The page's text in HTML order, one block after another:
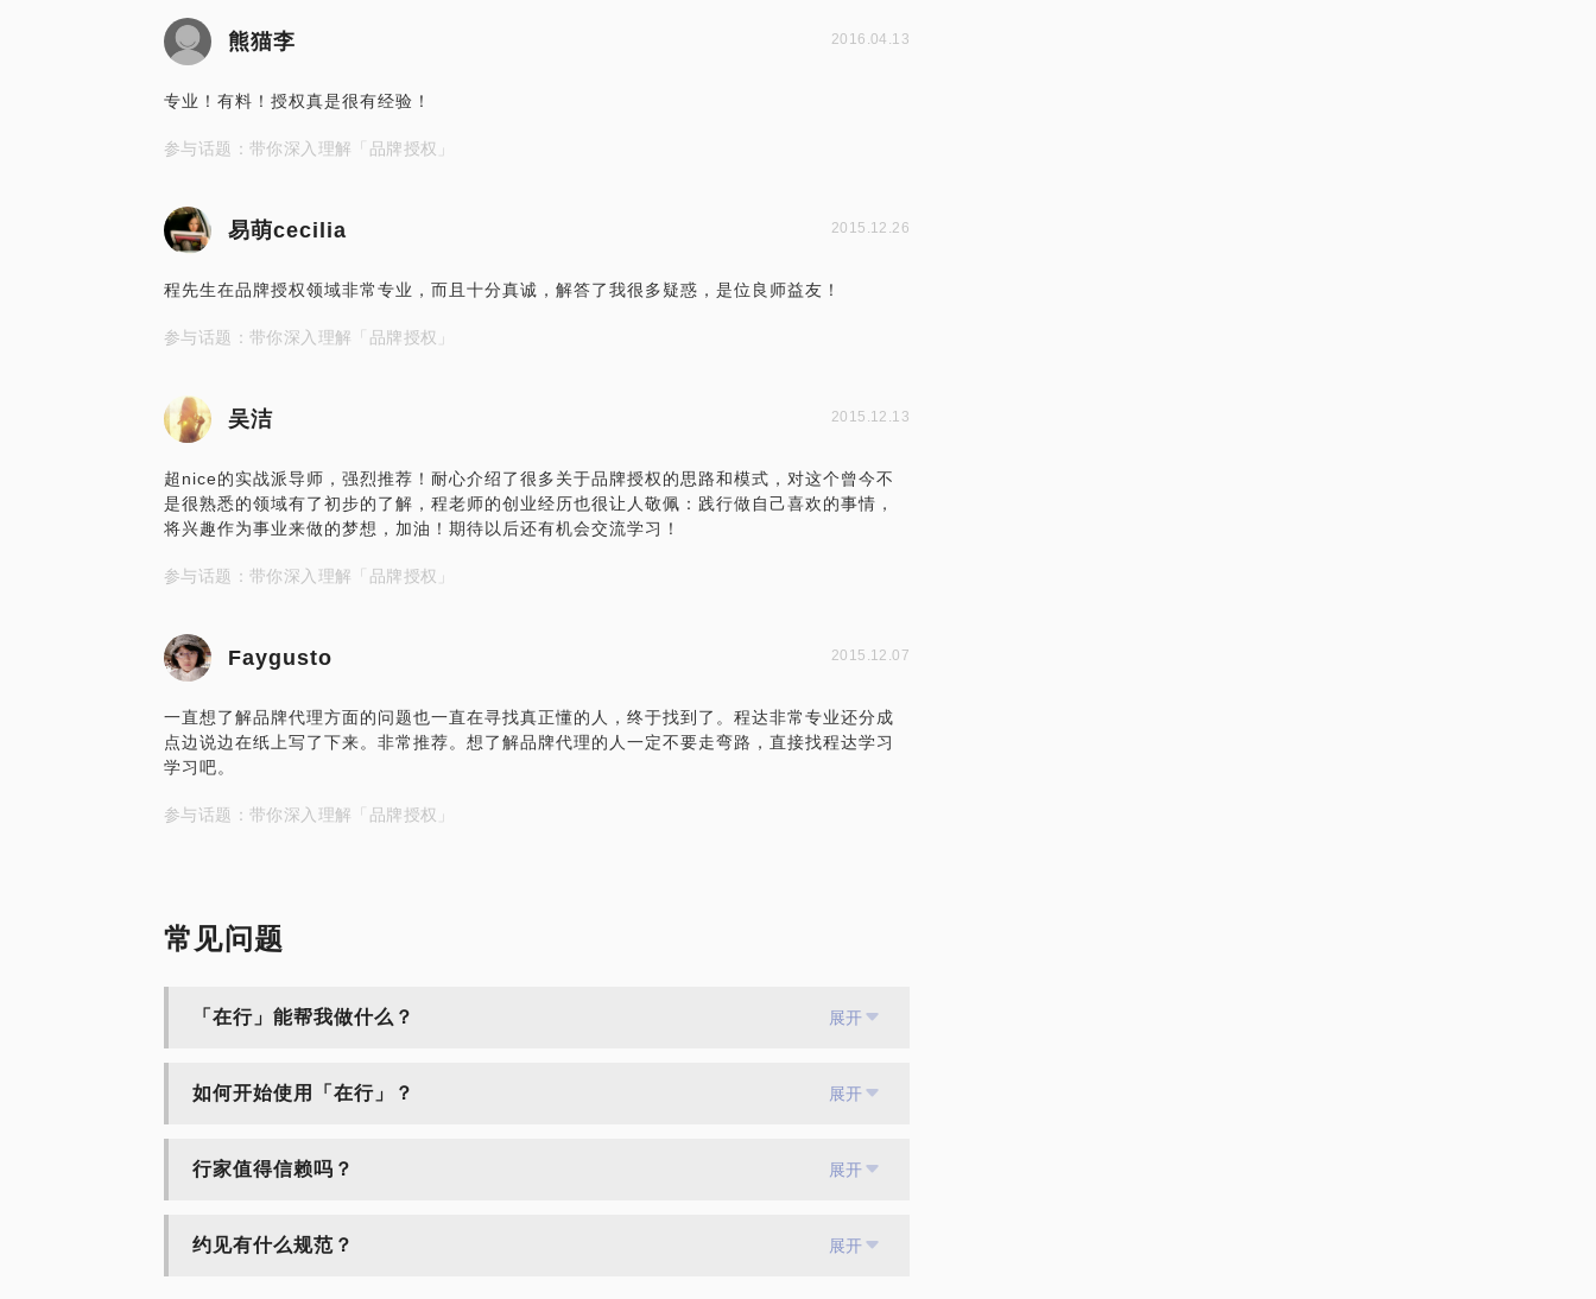
熊猫李 2016.04.13
专业！有料！授权真是很有经验！
参与话题：带你深入理解「品牌授权」
易萌cecilia 2015.12.26
程先生在品牌授权领域非常专业，而且十分真诚，解答了我很多疑惑，是位良师益友！
参与话题：带你深入理解「品牌授权」
吴洁 2015.12.13
超nice的实战派导师，强烈推荐！耐心介绍了很多关于品牌授权的思路和模式，对这个曾今不
是很熟悉的领域有了初步的了解，程老师的创业经历也很让人敬佩：践行做自己喜欢的事情，
将兴趣作为事业来做的梦想，加油！期待以后还有机会交流学习！
参与话题：带你深入理解「品牌授权」
Faygusto 2015.12.07
一直想了解品牌代理方面的问题也一直在寻找真正懂的人，终于找到了。程达非常专业还分成
点边说边在纸上写了下来。非常推荐。想了解品牌代理的人一定不要走弯路，直接找程达学习
学习吧。
参与话题：带你深入理解「品牌授权」
常见问题
「在行」能帮我做什么？ 展开
如何开始使用「在行」？ 展开
行家值得信赖吗？ 展开
约见有什么规范？ 展开